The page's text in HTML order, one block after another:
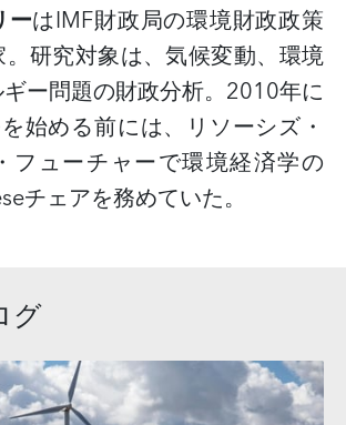
ーはIMF財政局の環境財政政策
研究対象は、気候変動、環境
ー問題の財政分析。 2010年に
始める前には、リソーシズ・
フューチャーで環境経済学の
チェアを務めていた。
グ